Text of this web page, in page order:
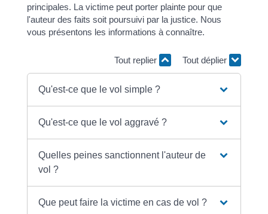
principales. La victime peut porter plainte pour que
l'auteur des faits soit poursuivi par la justice. Nous
vous présentons les informations à connaître.
Tout replier Tout déplier
Qu'est-ce que le vol simple ?
Qu'est-ce que le vol aggravé ?
Quelles peines sanctionnent l'auteur de
vol ?
Que peut faire la victime en cas de vol ?